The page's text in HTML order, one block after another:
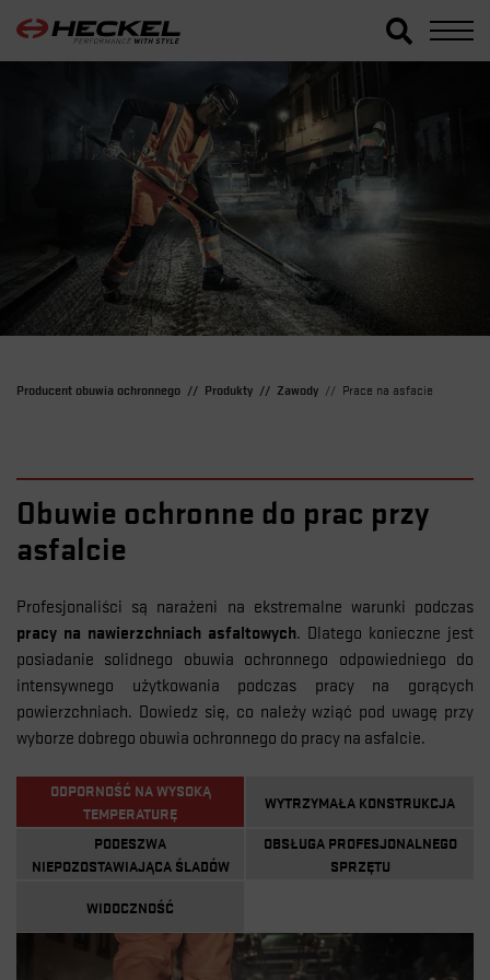
Producent obuwia ochronnego Produkty Zawody Prace na asfacie
Obuwie ochronne do prac przy
asfalcie
Profesjonaliści są narażeni na ekstremalne warunki podczas
pracy na nawierzchniach asfaltowych. Dlatego konieczne jest
posiadanie solidnego obuwia ochronnego odpowiedniego do
intensywnego użytkowania podczas pracy na gorących
powierzchniach. Dowiedz się, co należy wziąć pod uwagę przy
wyborze dobrego obuwia ochronnego do pracy na asfalcie.
ODPORNOŚĆ NA WYSOKĄ
TEMPERATURĘ
WYTRZYMAŁA KONSTRUKCJA
PODESZWA
NIEPOZOSTAWIAJĄCA ŚLADÓW
OBSŁUGA PROFESJONALNEGO
SPRZĘTU
WIDOCZNOŚĆ